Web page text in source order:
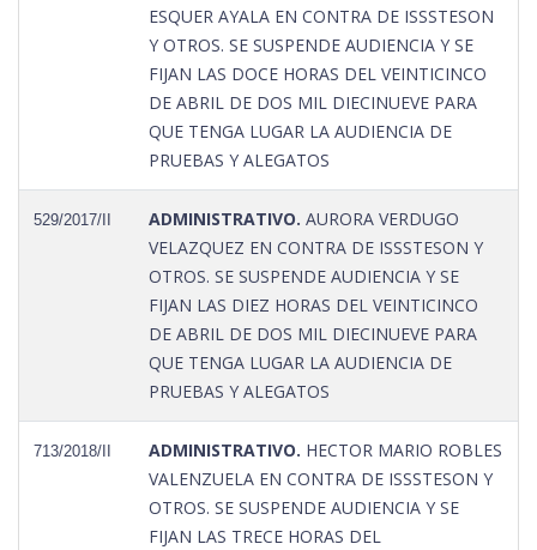
ESQUER AYALA EN CONTRA DE ISSSTESON
Y OTROS. SE SUSPENDE AUDIENCIA Y SE
FIJAN LAS DOCE HORAS DEL VEINTICINCO
DE ABRIL DE DOS MIL DIECINUEVE PARA
QUE TENGA LUGAR LA AUDIENCIA DE
PRUEBAS Y ALEGATOS
529/2017/II ADMINISTRATIVO. AURORA VERDUGO
VELAZQUEZ EN CONTRA DE ISSSTESON Y
OTROS. SE SUSPENDE AUDIENCIA Y SE
FIJAN LAS DIEZ HORAS DEL VEINTICINCO
DE ABRIL DE DOS MIL DIECINUEVE PARA
QUE TENGA LUGAR LA AUDIENCIA DE
PRUEBAS Y ALEGATOS
713/2018/II ADMINISTRATIVO. HECTOR MARIO ROBLES
VALENZUELA EN CONTRA DE ISSSTESON Y
OTROS. SE SUSPENDE AUDIENCIA Y SE
FIJAN LAS TRECE HORAS DEL